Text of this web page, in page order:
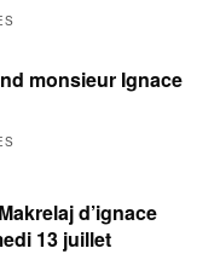
monsieur Ignace
d’ignace
13 juillet